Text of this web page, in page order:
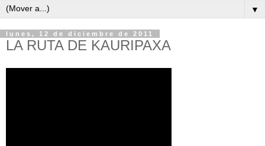
▼
lunes, 12 de diciembre de 2011
LA RUTA DE KAURIPAXA